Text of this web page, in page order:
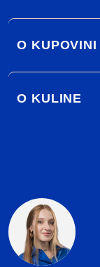
O KUPOVINI
O KULINE